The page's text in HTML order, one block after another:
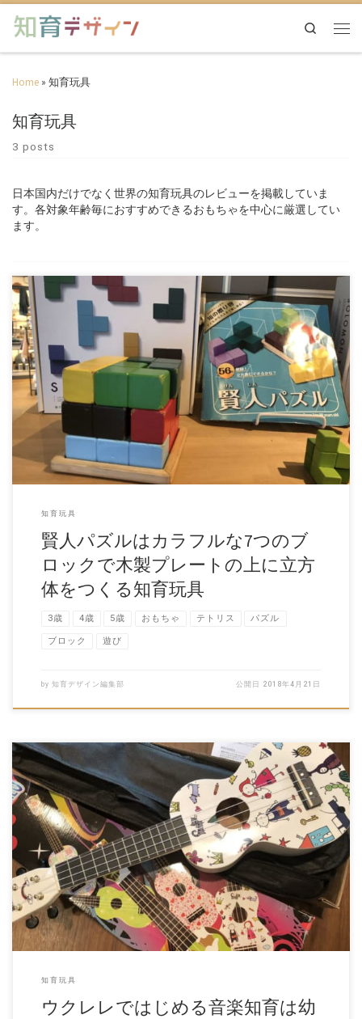
Search
Home » 知育玩具
知育玩具
3 posts
日本国内だけでなく世界の知育玩具のレビューを掲載していま
す。各対象年齢毎におすすめできるおもちゃを中心に厳選してい
ます。
賢人パズルは、7つのブロックを組み合わせていく知育玩具。 付属のテ
キストブックには56種類の立方体を […]
知育玩具
賢人パズルはカラフルな7つのブ
ロックで木製プレートの上に立方
体をつくる知育玩具
3歳 4歳 5歳 おもちゃ テトリス パズル
ブロック 遊び
by 知育デザイン編集部 公開日 2018年4月21日
子供に触れさせたい習い事でも、いつも上位にあがる音楽。 幼児から
でも簡単にはじめられる弦楽器がウクレ […]
知育玩具
ウクレレではじめる音楽知育は幼